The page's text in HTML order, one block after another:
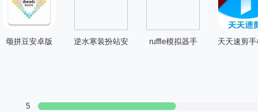
颂拼豆安卓版 逆水寒装扮站安 ruffle模拟器手 天天速剪
5